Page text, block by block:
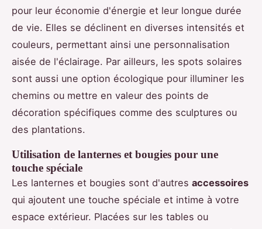
pour leur économie d'énergie et leur longue durée
de vie. Elles se déclinent en diverses intensités et
couleurs, permettant ainsi une personnalisation
aisée de l'éclairage. Par ailleurs, les spots solaires
sont aussi une option écologique pour illuminer les
chemins ou mettre en valeur des points de
décoration spécifiques comme des sculptures ou
des plantations.
Utilisation de lanternes et bougies pour une
touche spéciale
Les lanternes et bougies sont d'autres accessoires
qui ajoutent une touche spéciale et intime à votre
espace extérieur. Placées sur les tables ou